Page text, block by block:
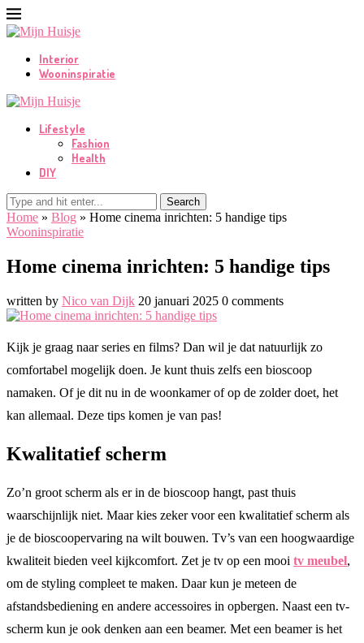
Interior
Wooninspiratie
Lifestyle
Fashion
Health
DIY
Search
Home » Blog » Home cinema inrichten: 5 handige tips
Wooninspiratie
Home cinema inrichten: 5 handige tips
written by Nico van Dijk 20 januari 2025 0 comments
Kijk je graag naar series en films? Dan wil je dat natuurlijk zo
comfortabel mogelijk doen. Je kunt thuis zelfs een bioscoop
namaken. Of je dit nu in de woonkamer of op de zolder doet, het
kan allemaal. Deze tips komen je van pas!
Kwalitatief scherm
Zo’n groot scherm als er in de bioscoop hangt, past thuis
waarschijnlijk niet. Maar kies zeker voor een kwalitatief scherm als
je de bioscoopervaring na wilt bouwen. Tv’s van een hoogwaardige
kwaliteit bieden veel kijkcomfort. Zet je tv op een mooi tv meubel,
om de styling compleet te maken. Daar kun je meteen de
afstandsbediening en andere accessoires in opbergen. Naast een tv-
scherm kun je ook denken aan een beamer. Met een beamer is het